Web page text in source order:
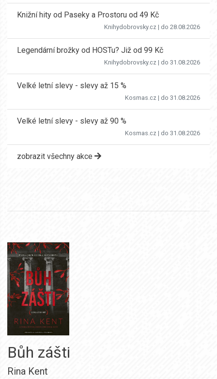
Knižní hity od Paseky a Prostoru od 49 Kč
Knihydobrovsky.cz | do 28.08.2026
Legendární brožky od HOSTu? Již od 99 Kč
Knihydobrovsky.cz | do 31.08.2026
Velké letní slevy - slevy až 15 %
Kosmas.cz | do 31.08.2026
Velké letní slevy - slevy až 90 %
Kosmas.cz | do 31.08.2026
zobrazit všechny akce
Bůh zášti
Rina Kent